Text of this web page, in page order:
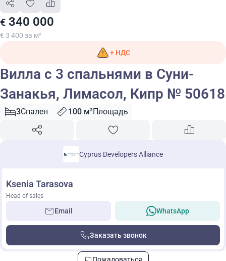
€ 340 000
€ 3 400 за м²
+ НДС
Вилла с 3 спальнями в Суни-
Занакья, Лимасол, Кипр № 50618
3Спален 100 м²Площадь
Cyprus Developers Alliance
Ksenia Tarasova
Head of sales
Email WhatsApp
Заказать звонок